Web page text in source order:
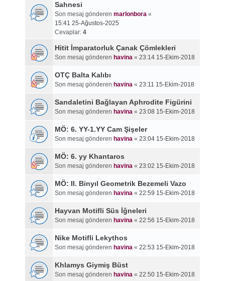
Sahnesi
Son mesaj gönderen marlonbora«
15:41 25-Ağustos-2025
Cevaplar: 4
Hitit İmparatorluk Çanak Çömlekleri
Son mesaj gönderen havina« 23:14 15-Ekim-2018
OTÇ Balta Kalıbı
Son mesaj gönderen havina« 23:11 15-Ekim-2018
Sandaletini Bağlayan Aphrodite Figürini
Son mesaj gönderen havina« 23:08 15-Ekim-2018
MÖ: 6. YY-1.YY Cam Şişeler
Son mesaj gönderen havina« 23:04 15-Ekim-2018
MÖ: 6. yy Khantaros
Son mesaj gönderen havina« 23:02 15-Ekim-2018
MÖ: II. Binyıl Geometrik Bezemeli Vazo
Son mesaj gönderen havina« 22:59 15-Ekim-2018
Hayvan Motifli Süs İğneleri
Son mesaj gönderen havina« 22:56 15-Ekim-2018
Nike Motifli Lekythos
Son mesaj gönderen havina« 22:53 15-Ekim-2018
Khlamys Giymiş Büst
Son mesaj gönderen havina« 22:50 15-Ekim-2018